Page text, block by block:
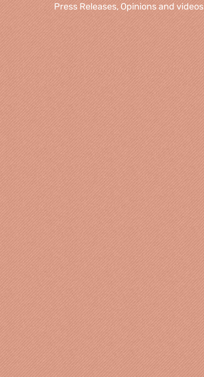
Press Releases, Opinions and videos